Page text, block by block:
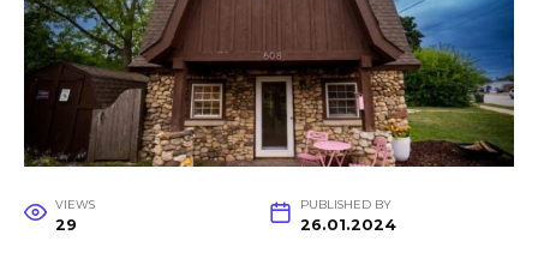
VIEWS
29
PUBLISHED BY
26.01.2024